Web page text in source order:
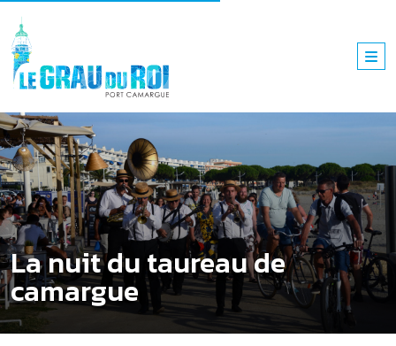
La nuit du taureau de
camargue